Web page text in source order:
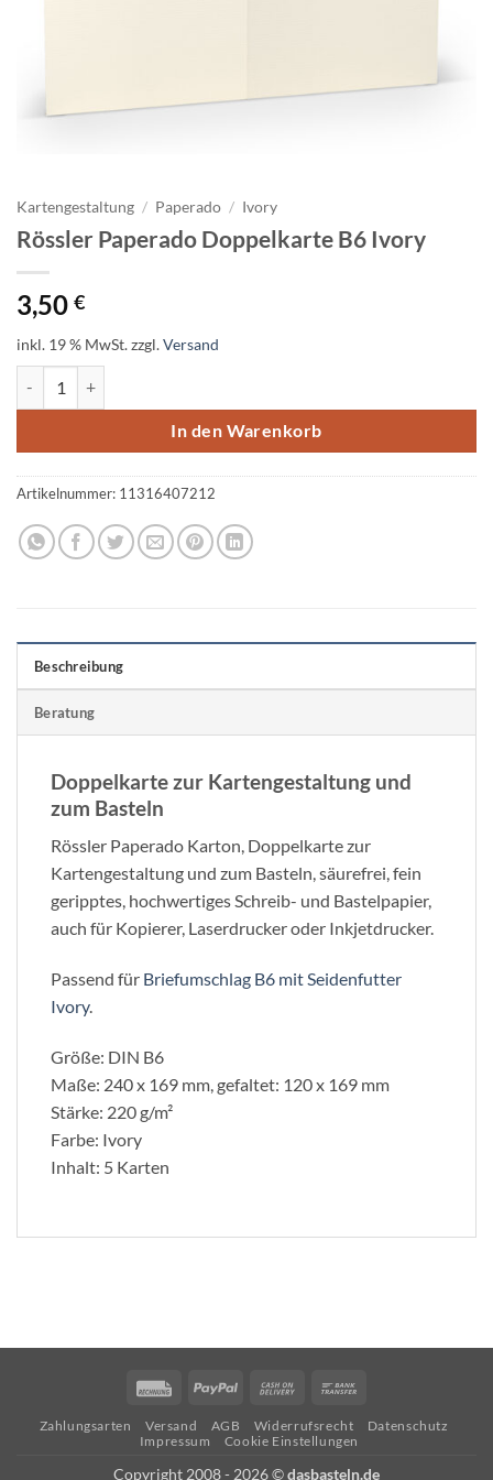
Kartengestaltung / Paperado / Ivory
Rössler Paperado Doppelkarte B6 Ivory
3,50 €
inkl. 19 % MwSt.zzgl.Versand
In den Warenkorb
Artikelnummer: 11316407212
Beschreibung
Beratung
Doppelkarte zur Kartengestaltung und
zum Basteln
Rössler Paperado Karton, Doppelkarte zur
Kartengestaltung und zum Basteln, säurefrei, fein
geripptes, hochwertiges Schreib- und Bastelpapier,
auch für Kopierer, Laserdrucker oder Inkjetdrucker.
Passend für Briefumschlag B6 mit Seidenfutter
Ivory.
Größe: DIN B6
Maße: 240 x 169 mm, gefaltet: 120 x 169 mm
Stärke: 220 g/m²
Farbe: Ivory
Inhalt: 5 Karten
RechungPayPal
Cash
Delivery
Zahlungsarten Versand AGB Widerrufsrecht
Datenschutz
Impressum
Cookie Einstellungen
Copyright 2008 - 2026 ©dasbasteln.de